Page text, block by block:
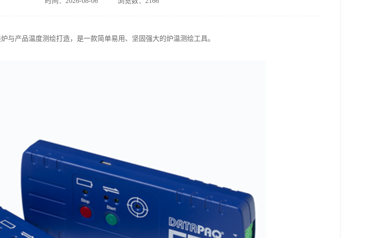
与产品温度测绘打造，是一款简单易用、坚固强大的炉温测绘工具。